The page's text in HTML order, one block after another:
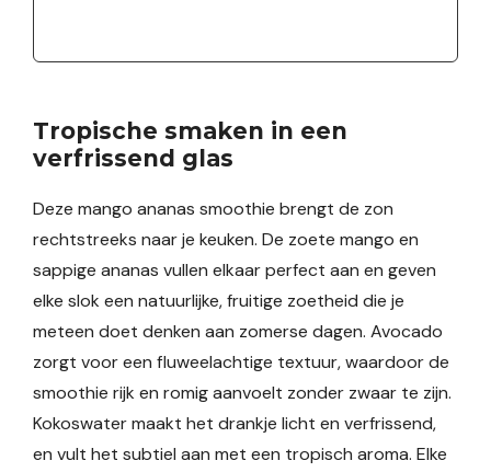
Tropische smaken in een
verfrissend glas
Deze mango ananas smoothie brengt de zon
rechtstreeks naar je keuken. De zoete mango en
sappige ananas vullen elkaar perfect aan en geven
elke slok een natuurlijke, fruitige zoetheid die je
meteen doet denken aan zomerse dagen. Avocado
zorgt voor een fluweelachtige textuur, waardoor de
smoothie rijk en romig aanvoelt zonder zwaar te zijn.
Kokoswater maakt het drankje licht en verfrissend,
en vult het subtiel aan met een tropisch aroma. Elke